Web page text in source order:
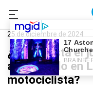
0221.com.ar
25 de diciembre de 2024
¿Cómo está el
atropellado en
motociclista?